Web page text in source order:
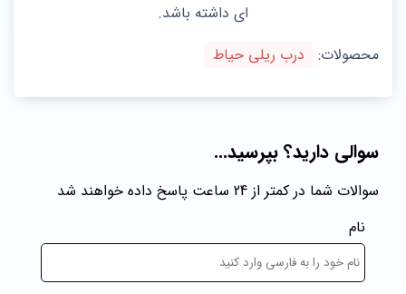
ای داشته باشد.
محصولات:
درب ریلی حیاط
سوالی دارید؟ بپرسید...
سوالات شما در کمتر از 24 ساعت پاسخ داده خواهند شد
نام